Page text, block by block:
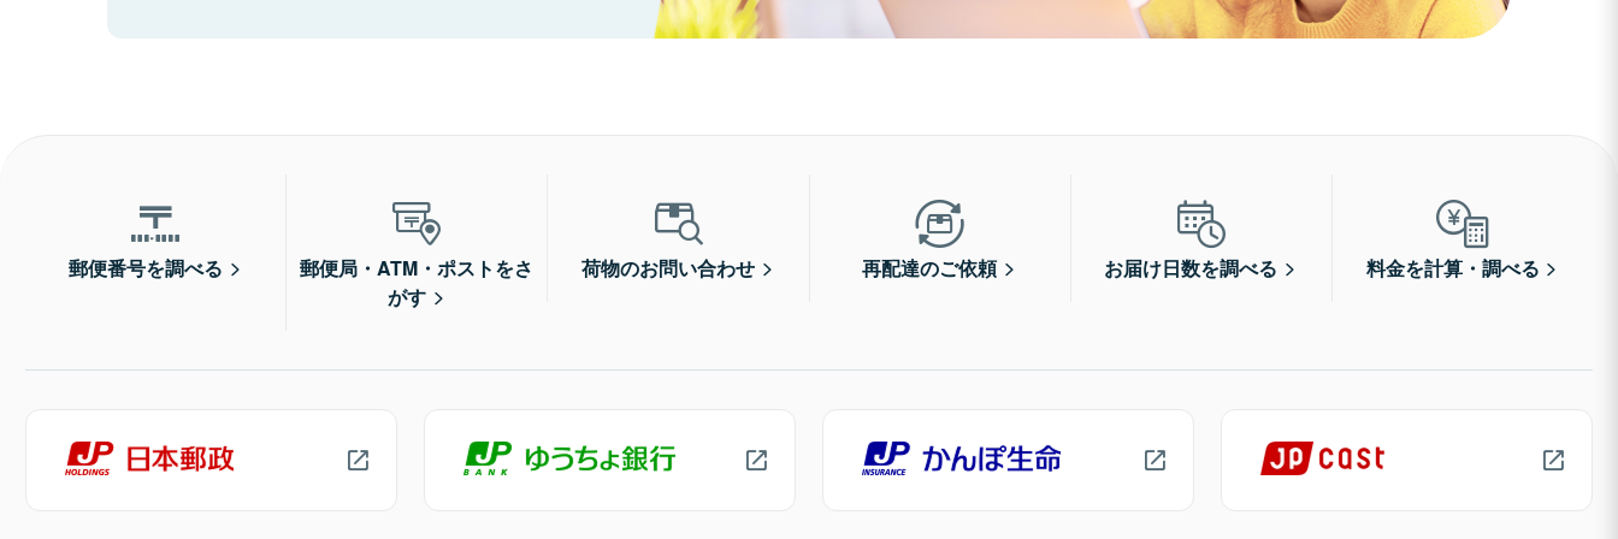
郵便番号を調べる
郵便局・ATM・ポストをさ
がす
荷物のお問い合わせ 再配達のご依頼 お届け日数を調べる 料金を計算・調べる